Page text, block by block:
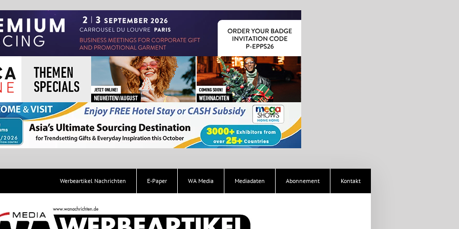
Werbeartikel Nachrichten E-Paper WA Media Mediadaten Abonnement Kontakt